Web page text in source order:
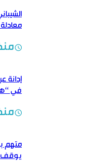
معادلة
إدانة
في
منذ 12
متهم
يوقف